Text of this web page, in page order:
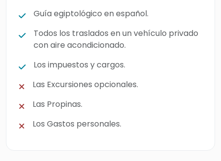
Guía egiptológico en español.
Todos los traslados en un vehículo privado
con aire acondicionado.
Los impuestos y cargos.
Las Excursiones opcionales.
Las Propinas.
Los Gastos personales.